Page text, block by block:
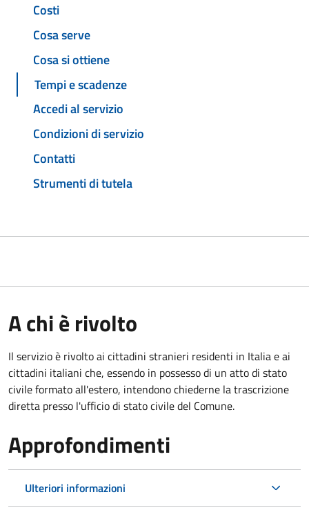
Costi
Cosa serve
Cosa si ottiene
Tempi e scadenze
Accedi al servizio
Condizioni di servizio
Contatti
Strumenti di tutela
A chi è rivolto
Il servizio è rivolto ai cittadini stranieri residenti in Italia e ai
cittadini italiani che, essendo in possesso di un atto di stato
civile formato all'estero, intendono chiederne la trascrizione
diretta presso l'ufficio di stato civile del Comune.
Approfondimenti
Ulteriori informazioni